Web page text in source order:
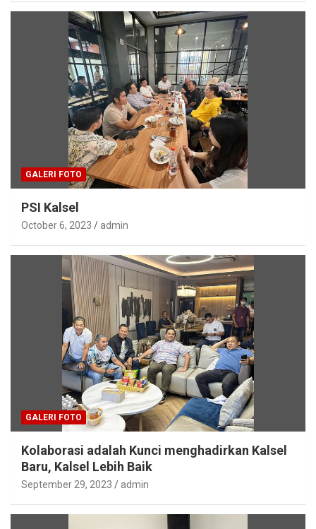
GALERI FOTO
PSI Kalsel
October 6, 2023 admin
GALERI FOTO
Kolaborasi adalah Kunci menghadirkan Kalsel
Baru, Kalsel Lebih Baik
September 29, 2023 admin